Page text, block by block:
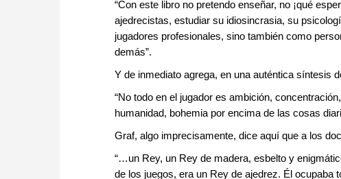
“Con este libro no pretendo enseñar, no ¡qué
ajedrecistas, estudiar su idiosincrasia, su
jugadores profesionales, sino también como
demás”.
Y de inmediato agrega, en una auténtica síntesis
“No todo en el jugador es ambición,
humanidad, bohemia por encima de las cosas
Graf, algo imprecisamente, dice aquí que a los
“…un Rey, un Rey de madera, esbelto y
de los juegos, era un Rey de ajedrez. Él